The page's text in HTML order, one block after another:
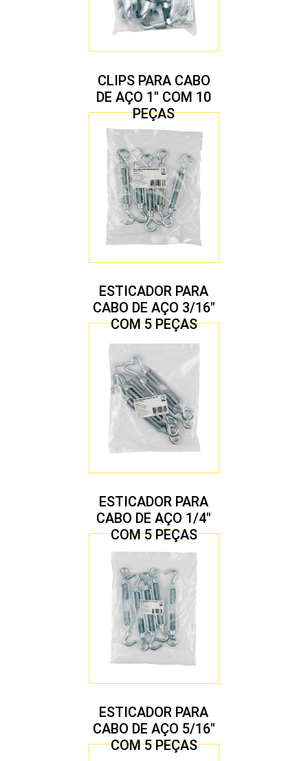
CLIPS PARA CABO
DE AÇO 1″ COM 10
PEÇAS
ESTICADOR PARA
CABO DE AÇO 3/16″
COM 5 PEÇAS
ESTICADOR PARA
CABO DE AÇO 1/4″
COM 5 PEÇAS
ESTICADOR PARA
CABO DE AÇO 5/16″
COM 5 PEÇAS